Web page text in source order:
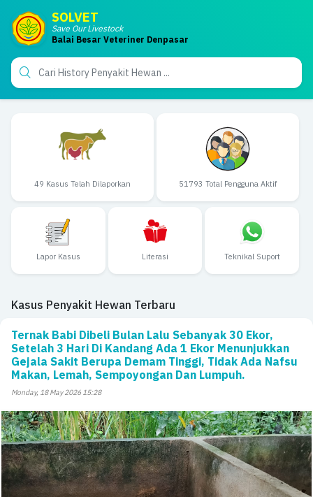
SOLVET
Save Our Livestock
Balai Besar Veteriner Denpasar
49 Kasus Telah Dilaporkan 51793 Total Pengguna Aktif
Lapor Kasus Literasi Teknikal Suport
Kasus Penyakit Hewan Terbaru
Ternak Babi Dibeli Bulan Lalu Sebanyak 30 Ekor,
Setelah 3 Hari Di Kandang Ada 1 Ekor Menunjukkan
Gejala Sakit Berupa Demam Tinggi, Tidak Ada Nafsu
Makan, Lemah, Sempoyongan Dan Lumpuh.
Monday, 18 May 2026 15:28